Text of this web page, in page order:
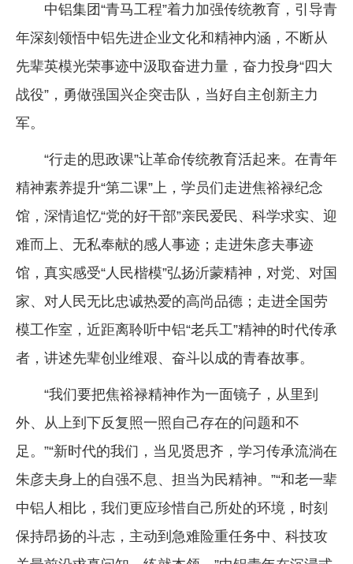
中铝集团“青马工程”着力加强传统教育，引导青
年深刻领悟中铝先进企业文化和精神内涵，不断从
先辈英模光荣事迹中汲取奋进力量，奋力投身“四大
战役”，勇做强国兴企突击队，当好自主创新主力
军。
“行走的思政课”让革命传统教育活起来。在青年
精神素养提升“第二课”上，学员们走进焦裕禄纪念
馆，深情追忆“党的好干部”亲民爱民、科学求实、迎
难而上、无私奉献的感人事迹；走进朱彦夫事迹
馆，真实感受“人民楷模”弘扬沂蒙精神，对党、对国
家、对人民无比忠诚热爱的高尚品德；走进全国劳
模工作室，近距离聆听中铝“老兵工”精神的时代传承
者，讲述先辈创业维艰、奋斗以成的青春故事。
“我们要把焦裕禄精神作为一面镜子，从里到
外、从上到下反复照一照自己存在的问题和不
足。”“新时代的我们，当见贤思齐，学习传承流淌在
朱彦夫身上的自强不息、担当为民精神。”“和老一辈
中铝人相比，我们更应珍惜自己所处的环境，时刻
保持昂扬的斗志，主动到急难险重任务中、科技攻